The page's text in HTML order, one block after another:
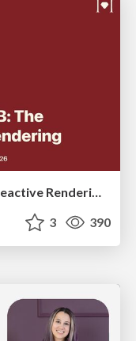
HTML-Aware ERB: The Path to Reactive Rendering @ RubyCon 2026, Rimini, Italy
3 390